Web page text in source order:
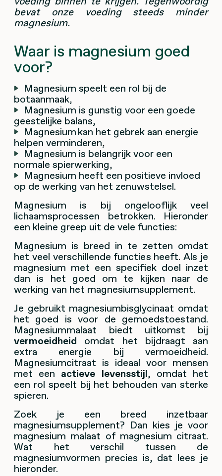
bevat onze voeding steeds minder
magnesium.
Waar is magnesium goed
voor?
Magnesium speelt een rol bij de
botaanmaak,
Magnesium is gunstig voor een goede
geestelijke balans,
Magnesium kan het gebrek aan energie
helpen verminderen,
Magnesium is belangrijk voor een
normale spierwerking,
Magnesium heeft een positieve invloed
op de werking van het zenuwstelsel.
Magnesium is bij ongelooflijk veel
lichaamsprocessen betrokken. Hieronder
een kleine greep uit de vele functies:
Magnesium is breed in te zetten omdat
het veel verschillende functies heeft. Als je
magnesium met een specifiek doel inzet
dan is het goed om te kijken naar de
werking van het magnesiumsupplement.
Je gebruikt magnesiumbisglycinaat omdat
het goed is voor de gemoedstoestand.
Magnesiummalaat biedt uitkomst bij
vermoeidheid omdat het bijdraagt aan
extra energie bij vermoeidheid.
Magnesiumcitraat is ideaal voor mensen
met een actieve levensstijl, omdat het
een rol speelt bij het behouden van sterke
spieren.
Zoek je een breed inzetbaar
magnesiumsupplement? Dan kies je voor
magnesium malaat of magnesium citraat.
Wat het verschil tussen de
magnesiumvormen precies is, dat lees je
hieronder.